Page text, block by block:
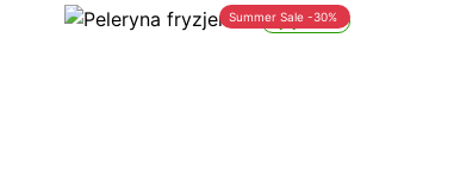
Wysyłka 24h
Summer Sale -30%